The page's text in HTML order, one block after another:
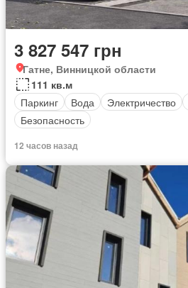
3 827 547 грн
Гатне, Винницкой области
111 кв.м
Паркинг
Вода Электричество
Безопасность
12 часов назад